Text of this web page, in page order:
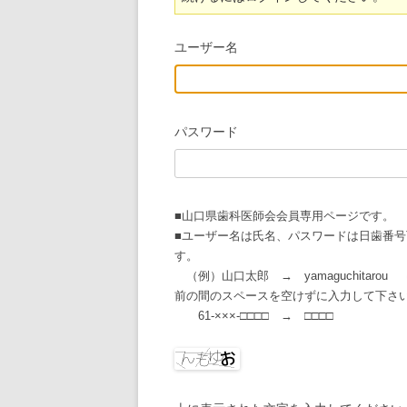
令和３年度
ユーザー名
パスワード
■山口県歯科医師会会員専用ページです。
■ユーザー名は氏名、パスワードは日歯番
す。
（例）山口太郎 → yamaguchitarou （
前の間のスペースを空けずに入力して下さ
61-×××-□□□□ → □□□□